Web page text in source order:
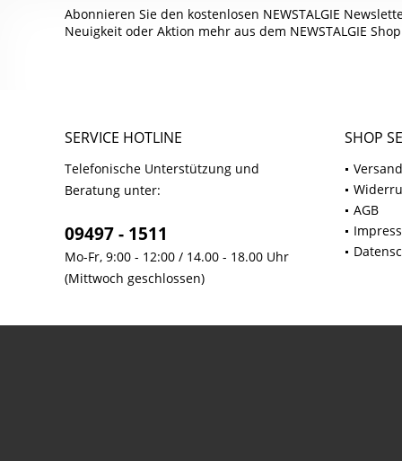
Abonnieren Sie den kostenlosen NEWSTALGIE
Neuigkeit oder Aktion mehr aus dem NEWSTALGIE
SERVICE HOTLINE
Telefonische Unterstützung und
Beratung unter:
09497 - 1511
Mo-Fr, 9:00 - 12:00 / 14.00 - 18.00 Uhr
(Mittwoch geschlossen)
SHOP
AGB